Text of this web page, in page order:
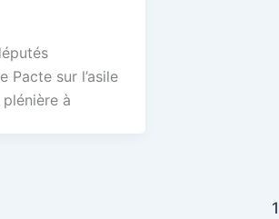
Pacte sur l’asile
à
1